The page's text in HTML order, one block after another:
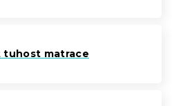
tuhost matrace